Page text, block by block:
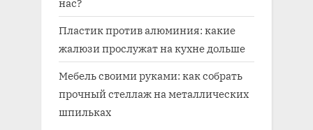
Пластик против алюминия: какие
жалюзи прослужат на кухне дольше
Мебель своими руками: как собрать
прочный стеллаж на металлических
шпильках